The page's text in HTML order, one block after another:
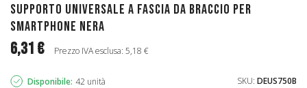
Supporto Universale a Fascia da Braccio per
Smartphone Nera
6,31 € Prezzo IVA esclusa: 5,18 €
Disponibile: 42 unità SKU: DEUS750B